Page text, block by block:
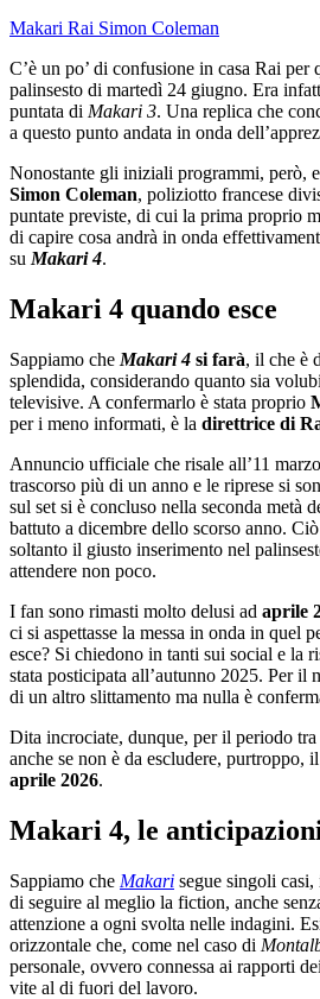
Makari Rai Simon Coleman
C’è un po’ di confusione in casa Rai per
palinsesto di martedì 24 giugno. Era
puntata di Makari 3. Una replica che
a questo punto andata in onda
Nonostante gli iniziali programmi, però,
Simon Coleman, poliziotto francese
puntate previste, di cui la prima proprio
di capire cosa andrà in onda
su Makari 4.
Makari 4 quando esce
Sappiamo che Makari 4 si farà, il che è
splendida, considerando quanto sia
televisive. A confermarlo è stata proprio
per i meno informati, è la direttrice di
Annuncio ufficiale che risale all’11
trascorso più di un anno e le riprese si
sul set si è concluso nella seconda metà
battuto a dicembre dello scorso anno.
soltanto il giusto inserimento nel
attendere non poco.
I fan sono rimasti molto delusi ad aprile
ci si aspettasse la messa in onda in quel
esce? Si chiedono in tanti sui social e la
stata posticipata all’autunno 2025. Per il
di un altro slittamento ma nulla è
Dita incrociate, dunque, per il periodo tra
anche se non è da escludere, purtroppo, il
aprile 2026.
Makari 4, le
Sappiamo che Makari segue singoli
di seguire al meglio la fiction, anche
attenzione a ogni svolta nelle indagini.
orizzontale che, come nel caso di
personale, ovvero connessa ai rapporti
vite al di fuori del lavoro.